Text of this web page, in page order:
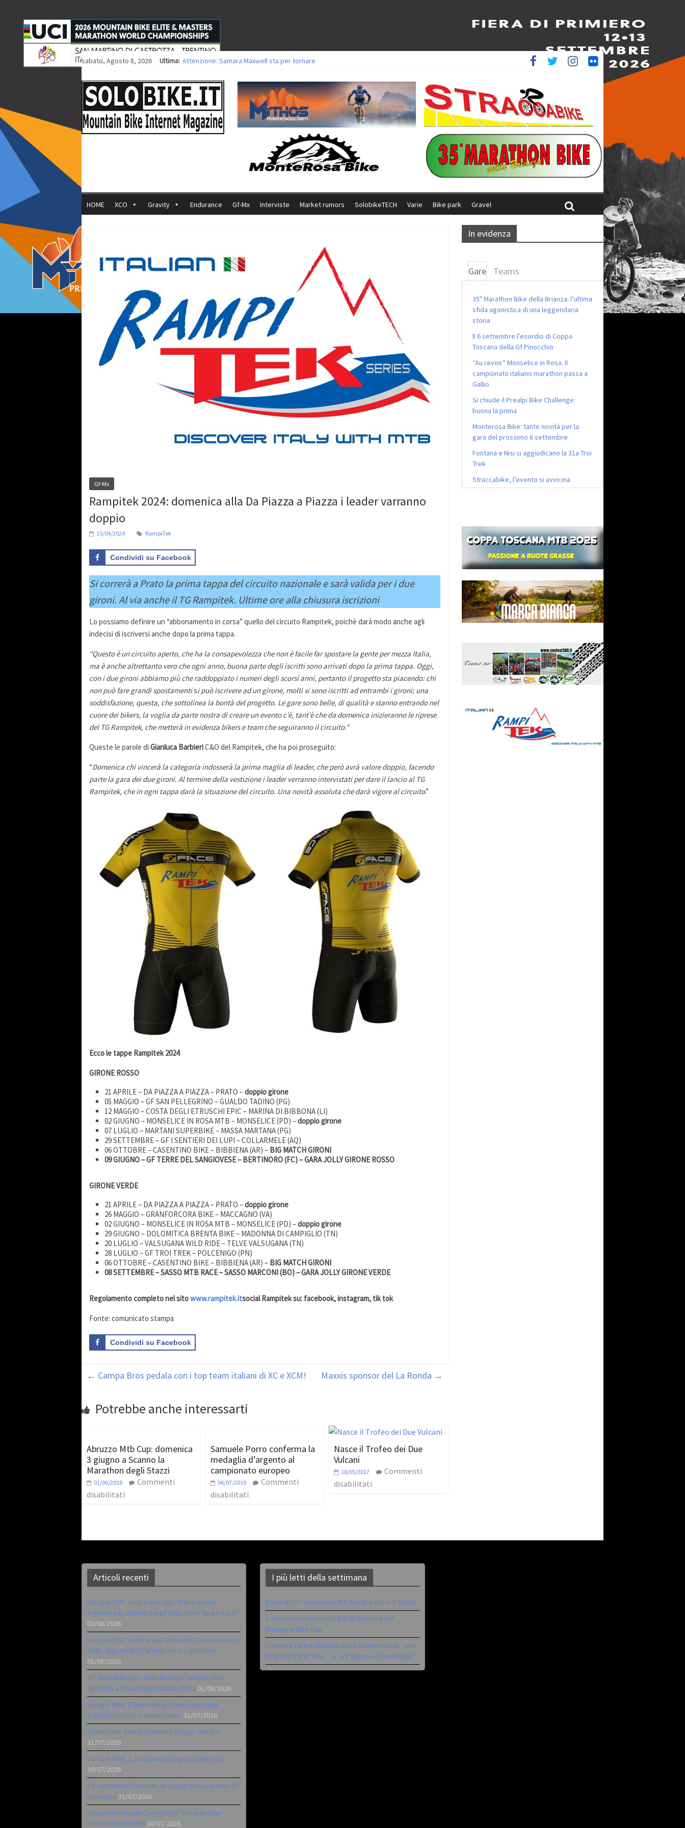
sabato, Agosto 8, 2026 Ultima: Attenzione: Samara Maxwell sta per tornare
Europei XCO: vittorie per Ghibaudo, Grossmann e Gallis. Signorelli 5^ la migliore tra gli italiani
35ª Marathon Bike della Brianza: l’ultima sfida agonistica di una leggendaria storia
Europei MTB: il Team Relay firma il secondo argento azzurro a Monteceneri
HOME XCO Gravity Endurance Gf-Mx Interviste Market rumors SolobikeTECH Varie Bike park Gravel
Gf-Mx
Rampitek 2024: domenica alla Da Piazza a Piazza i leader varranno
doppio
15/04/2024 RampiTek
Condividi su Facebook
Si correrà a Prato la prima tappa del circuito nazionale e sarà valida per i due
gironi. Al via anche il TG Rampitek. Ultime ore alla chiusura iscrizioni
Lo possiamo definire un “abbonamento in corsa” quello del circuito Rampitek, poichè darà modo anche agli
indecisi di iscriversi anche dopo la prima tappa.
“Questo è un circuito aperto, che ha la consapevolezza che non è facile far spostare la gente per mezza Italia,
ma è anche altrettanto vero che ogni anno, buona parte degli iscritti sono arrivati dopo la prima tappa. Oggi,
con i due gironi abbiamo più che raddoppiato i numeri degli scorsi anni, pertanto il progetto sta piacendo: chi
non può fare grandi spostamentisi può iscrivere ad un girone, molti si sono iscritti ad entrambi i gironi; una
soddisfazione, questa, che sottolinea la bontà del progetto. Le gare sono belle, di qualità e stanno entrando nel
cuore dei bikers, la voglia da parte nostra di creare un evento c’è, tant’è che da domenica inizieranno le riprese
del TG Rampitek, che metterà in evidenza bikers e team che seguiranno il circuito.”
Queste le parole di Gianluca BarbieriC&O del Rampitek, che ha poi proseguito:
“Domenica chi vincerà la categoria indosserà la prima maglia di leader, che però avrà valore doppio, facendo
parte la gara dei due gironi. Al termine della vestizione i leader verranno intervistati per dare il lancio al TG
Rampitek, che in ogni tappa darà la situazione del circuito. Una novità assoluta che darà vigore al circuito.”
Ecco le tappe Rampitek 2024
GIRONE ROSSO
21 APRILE – DA PIAZZA A PIAZZA – PRATO –doppio girone
05 MAGGIO – GF SAN PELLEGRINO – GUALDO TADINO (PG)
12 MAGGIO – COSTA DEGLI ETRUSCHI EPIC – MARINA DI BIBBONA (LI)
02 GIUGNO – MONSELICE IN ROSA MTB – MONSELICE (PD) –doppio girone
07 LUGLIO – MARTANI SUPERBIKE – MASSA MARTANA (PG)
29 SETTEMBRE – GF I SENTIERI DEI LUPI – COLLARMELE (AQ)
06 OTTOBRE – CASENTINO BIKE – BIBBIENA (AR) – BIG MATCH GIRONI
09 GIUGNO – GF TERRE DEL SANGIOVESE – BERTINORO (FC) – GARA JOLLY GIRONE ROSSO
GIRONE VERDE
21 APRILE – DA PIAZZA A PIAZZA – PRATO –doppio girone
26 MAGGIO – GRANFORCORA BIKE – MACCAGNO (VA)
02 GIUGNO – MONSELICE IN ROSA MTB – MONSELICE (PD) –doppio girone
29 GIUGNO – DOLOMITICA BRENTA BIKE – MADONNA DI CAMPIGLIO (TN)
20 LUGLIO – VALSUGANA WILD RIDE – TELVE VALSUGANA (TN)
28 LUGLIO – GF TROI TREK – POLCENIGO (PN)
06 OTTOBRE – CASENTINO BIKE – BIBBIENA (AR) – BIG MATCH GIRONI
08 SETTEMBRE – SASSO MTB RACE – SASSO MARCONI (BO) – GARA JOLLY GIRONE VERDE
Regolamento completo nel sitowww.rampitek.itsocial Rampitek su: facebook, instagram, tik tok
Fonte: comunicato stampa
Condividi su Facebook
← Campa Bros pedala con i top team italiani di XC e XCM! Maxxis sponsor del La Ronda →
Potrebbe anche interessarti
Abruzzo Mtb Cup: domenica
3 giugno a Scanno la
Marathon degli Stazzi
01/06/2018
Commenti
disabilitati
Samuele Porro conferma la
medaglia d’argento al
campionato europeo
06/07/2019
Commenti
disabilitati
Nasce il Trofeo dei Due
Vulcani
18/05/2017
Commenti
disabilitati
In evidenza
Gare Teams
35ª Marathon Bike della Brianza: l’ultima
sfida agonistica di una leggendaria
storia
Il 6 settembre l’esordio di Coppa
Toscana della Gf Pinocchio
“Au revoir” Monselice in Rosa. Il
campionato italiano marathon passa a
Gallio
Si chiude il Prealpi Bike Challenge:
buona la prima
Monterosa Bike: tante novità per la
gara del prossimo 6 settembre
Fontana e Nisi si aggiudicano la 31a Troi
Trek
Straccabike, l’evento si avvicina
Articoli recenti
Europei XCO: titoli a Aldridge, Frei e Hutter.
Argento per Zanotti tra gli Elite. Corvi fora ed è 4^
02/08/2026
Europei XCO: vittorie per Ghibaudo, Grossmann e
Gallis. Signorelli 5^ la migliore tra gli italiani
01/08/2026
35ª Marathon Bike della Brianza: l’ultima sfida
agonistica di una leggendaria storia 01/08/2026
Europei MTB: il Team Relay firma il secondo
argento azzurro a Monteceneri 31/07/2026
Attenzione: Samara Maxwell sta per tornare
31/07/2026
Europei MTB: a Juri Zanotti l’argento nell’XCC
30/07/2026
Il 6 settembre l’esordio di Coppa Toscana della Gf
Pinocchio 31/07/2026
Situazione circuiti Contest360° dopo la Gran
Fondo Marradi MTB 30/07/2026
I più letti della settimana
Ranking UCI: Avondetto N.2. Berta e Corvi in Top10
A Montecoronaro festa per la chiusura del
Romagna Bike Cup
Eleonora Farina studia la Black Snake iridata: “Che
ricordi in Val di Sole… e ora sogno una medaglia”